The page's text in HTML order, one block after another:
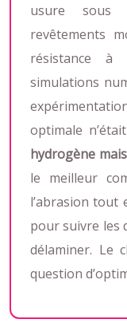
usure sous
revêtements
résistance à
simulations
optimale
hydrogène
le meilleur
l’abrasion tout
pour suivre les
délaminer. Le
question